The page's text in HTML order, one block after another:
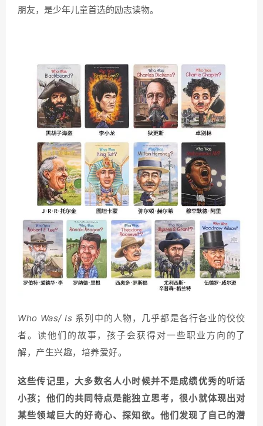
朋友，是少年儿童首选的励志读物。
Who Was/ Is 系列中的人物，几乎都是各行各业的佼佼
者。 读他们的故事，孩子会获得对一些职业方向的了
解，产生兴趣，培养爱好。
这些传记里，大多数名人小时候并不是成绩优秀的听话
小孩；他们的共同特点是能独立思考，很小就体现出对
某些领域巨大的好奇心、探知欲。他们发现了自己的潜